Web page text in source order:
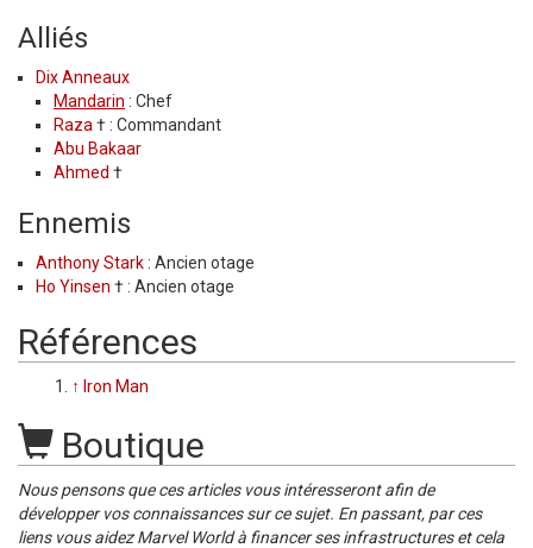
Alliés
Dix Anneaux
Mandarin : Chef
Raza † : Commandant
Abu Bakaar
Ahmed †
Ennemis
Anthony Stark : Ancien otage
Ho Yinsen † : Ancien otage
Références
↑ Iron Man
Boutique
Nous pensons que ces articles vous intéresseront afin de
développer vos connaissances sur ce sujet. En passant, par ces
liens vous aidez Marvel World à financer ses infrastructures et cela